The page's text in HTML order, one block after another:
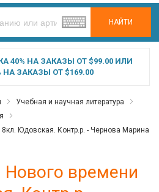
НАЙТИ
40% НА ЗАКАЗЫ ОТ $99.00 ИЛИ
НА ЗАКАЗЫ ОТ $169.00
Учебная и научная литература
Юдовская. Контр.р. - Чернова Марина
времени